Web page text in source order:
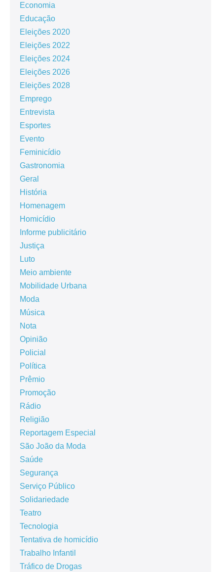
Economia
Educação
Eleições 2020
Eleições 2022
Eleições 2024
Eleições 2026
Eleições 2028
Emprego
Entrevista
Esportes
Evento
Feminicídio
Gastronomia
Geral
História
Homenagem
Homicídio
Informe publicitário
Justiça
Luto
Meio ambiente
Mobilidade Urbana
Moda
Música
Nota
Opinião
Policial
Política
Prêmio
Promoção
Rádio
Religião
Reportagem Especial
São João da Moda
Saúde
Segurança
Serviço Público
Solidariedade
Teatro
Tecnologia
Tentativa de homicídio
Trabalho Infantil
Tráfico de Drogas